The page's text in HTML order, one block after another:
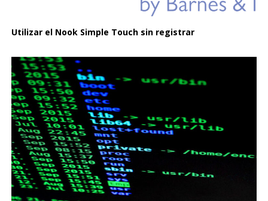
Utilizar el Nook Simple Touch sin registrar